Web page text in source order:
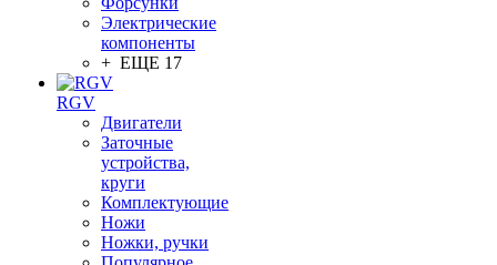
Электрические
компоненты
+ ЕЩЕ 17
RGV
Двигатели
Заточные
устройства,
круги
Комплектующие
Ножи
Ножки, ручки